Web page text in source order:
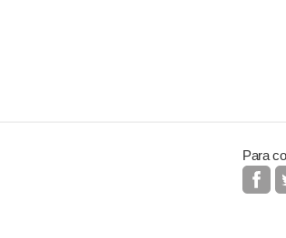
Para